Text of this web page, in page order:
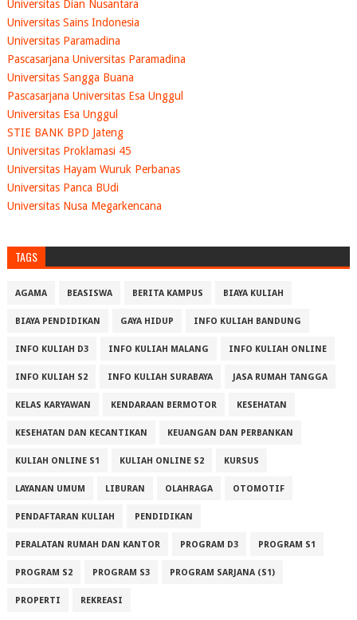
Universitas Dian Nusantara
Universitas Sains Indonesia
Universitas Paramadina
Pascasarjana Universitas Paramadina
Universitas Sangga Buana
Pascasarjana Universitas Esa Unggul
Universitas Esa Unggul
STIE BANK BPD Jateng
Universitas Proklamasi 45
Universitas Hayam Wuruk Perbanas
Universitas Panca BUdi
Universitas Nusa Megarkencana
TAGS
AGAMA BEASISWA BERITA KAMPUS BIAYA KULIAH
BIAYA PENDIDIKAN GAYA HIDUP INFO KULIAH BANDUNG
INFO KULIAH D3 INFO KULIAH MALANG INFO KULIAH ONLINE
INFO KULIAH S2 INFO KULIAH SURABAYA JASA RUMAH TANGGA
KELAS KARYAWAN KENDARAAN BERMOTOR KESEHATAN
KESEHATAN DAN KECANTIKAN KEUANGAN DAN PERBANKAN
KULIAH ONLINE S1 KULIAH ONLINE S2 KURSUS
LAYANAN UMUM LIBURAN OLAHRAGA OTOMOTIF
PENDAFTARAN KULIAH PENDIDIKAN
PERALATAN RUMAH DAN KANTOR PROGRAM D3 PROGRAM S1
PROGRAM S2 PROGRAM S3 PROGRAM SARJANA (S1)
PROPERTI REKREASI